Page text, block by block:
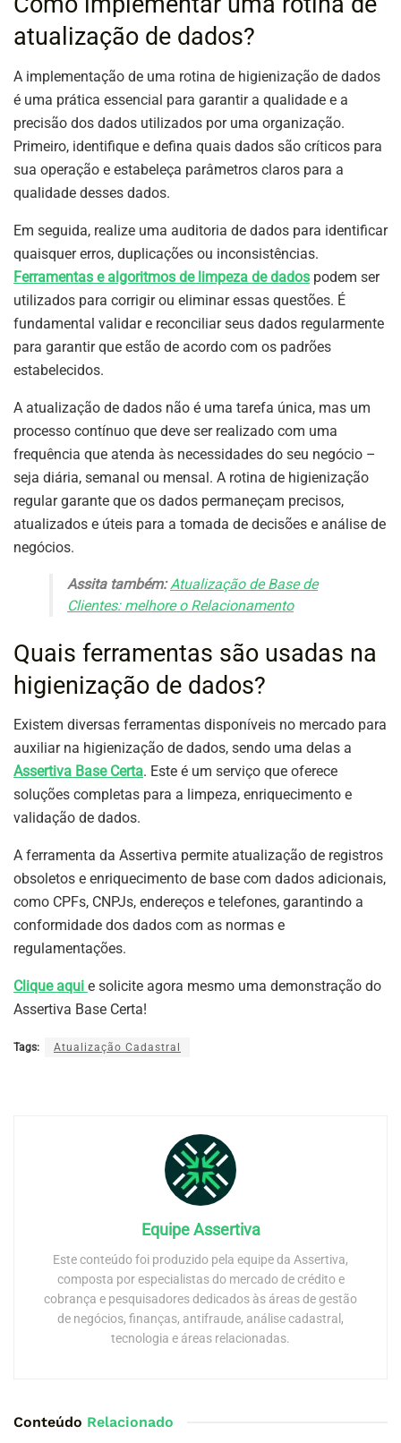
atualização de dados?
A implementação de uma rotina de higienização de dados
é uma prática essencial para garantir a qualidade e a
precisão dos dados utilizados por uma organização.
Primeiro, identifique e defina quais dados são críticos para
sua operação e estabeleça parâmetros claros para a
qualidade desses dados.
Em seguida, realize uma auditoria de dados para identificar
quaisquer erros, duplicações ou inconsistências.
Ferramentas e algoritmos de limpeza de dados podem ser
utilizados para corrigir ou eliminar essas questões. É
fundamental validar e reconciliar seus dados regularmente
para garantir que estão de acordo com os padrões
estabelecidos.
A atualização de dados não é uma tarefa única, mas um
processo contínuo que deve ser realizado com uma
frequência que atenda às necessidades do seu negócio –
seja diária, semanal ou mensal. A rotina de higienização
regular garante que os dados permaneçam precisos,
atualizados e úteis para a tomada de decisões e análise de
negócios.
Assita também: Atualização de Base de
Clientes: melhore o Relacionamento
Quais ferramentas são usadas na
higienização de dados?
Existem diversas ferramentas disponíveis no mercado para
auxiliar na higienização de dados, sendo uma delas a
Assertiva Base Certa. Este é um serviço que oferece
soluções completas para a limpeza, enriquecimento e
validação de dados.
A ferramenta da Assertiva permite atualização de registros
obsoletos e enriquecimento de base com dados adicionais,
como CPFs, CNPJs, endereços e telefones, garantindo a
conformidade dos dados com as normas e
regulamentações.
Clique aqui e solicite agora mesmo uma demonstração do
Assertiva Base Certa!
Tags: Atualização Cadastral
Equipe Assertiva
Este conteúdo foi produzido pela equipe da Assertiva,
composta por especialistas do mercado de crédito e
cobrança e pesquisadores dedicados às áreas de gestão
de negócios, finanças, antifraude, análise cadastral,
tecnologia e áreas relacionadas.
Conteúdo Relacionado